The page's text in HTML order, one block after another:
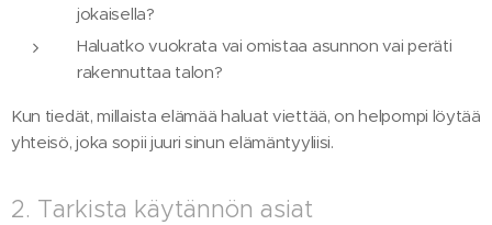
jokaisella?
Haluatko vuokrata vai omistaa asunnon vai peräti
rakennuttaa talon?
Kun tiedät, millaista elämää haluat viettää, on helpompi löytää
yhteisö, joka sopii juuri sinun elämäntyyliisi.
2. Tarkista käytännön asiat